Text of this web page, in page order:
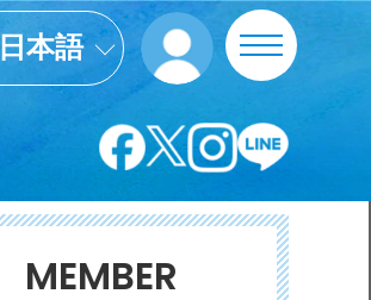
日本語
MEMBER